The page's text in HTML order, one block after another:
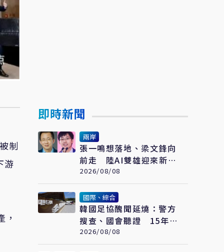
制
游
即時新聞
兩岸
張一鳴想落地、梁文鋒向
前走 陸AI雙雄迎來新一
輪選擇
2026/08/08
國際、綜合
韓國足協醜聞延燒：警方
搜查、國會聽證 15年前
「不當招待」疑雲重見天
日
2026/08/08